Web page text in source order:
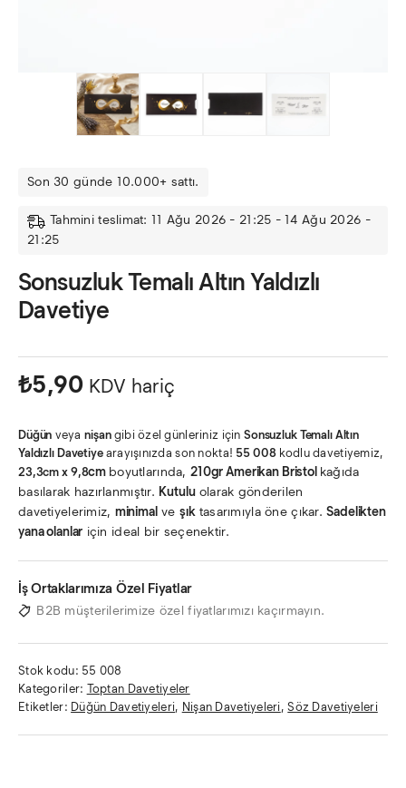
Son 30 günde 10.000+ sattı.
Tahmini teslimat: 11 Ağu 2026 - 21:25 - 14 Ağu 2026 -
21:25
Sonsuzluk Temalı Altın Yaldızlı
Davetiye
₺5,90 KDV hariç
Düğün veyanişangibi özel günleriniz için Sonsuzluk Temalı Altın
YaldızlıDavetiye arayışınızda son nokta! 55 008 kodlu davetiyemiz,
23,3cm x 9,8cm boyutlarında, 210gr Amerikan Bristol kağıda
basılarak hazırlanmıştır. Kutuluolarak gönderilen
davetiyelerimiz, minimal ve şıktasarımıyla öne çıkar.Sadelikten
yana olanlar için ideal bir seçenektir.
İş Ortaklarımıza Özel Fiyatlar
B2B müşterilerimize özel fiyatlarımızı kaçırmayın.
Stok kodu: 55 008
Kategoriler: Toptan Davetiyeler
Etiketler: Düğün Davetiyeleri, Nişan Davetiyeleri,Söz Davetiyeleri